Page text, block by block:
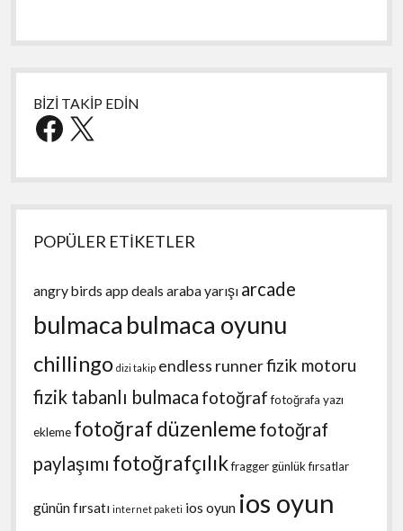
BİZİ TAKİP EDİN
Facebook
X
POPÜLER ETİKETLER
angry birds app deals araba yarışı arcade
bulmaca bulmaca oyunu
chillingo dizi takip endless runnerfizik motoru
fizik tabanlı bulmaca fotoğraf fotoğrafa yazı
ekleme fotoğraf düzenleme fotoğraf
paylaşımı fotoğrafçılıkfraggergünlük fırsatlar
günün fırsatı internet paketi ios oyun ios oyun